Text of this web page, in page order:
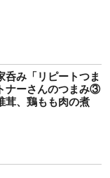
呑み「リピートつま
ナーさんのつまみ③
茸、鶏もも肉の煮